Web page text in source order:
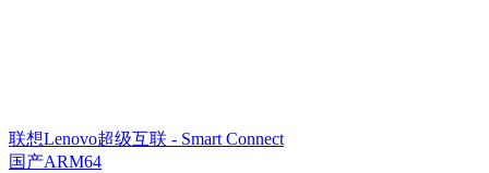
联想Lenovo超级互联 - Smart Connect
国产ARM64